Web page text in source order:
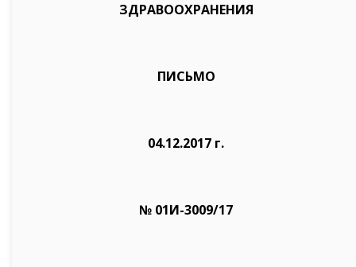
ЗДРАВООХРАНЕНИЯ
ПИСЬМО
04.12.2017 г.
№ 01И-3009/17